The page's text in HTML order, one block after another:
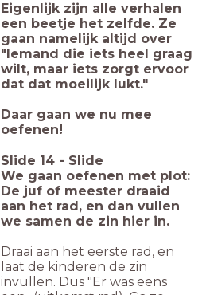
Eigenlijk zijn alle verhalen
een beetje het zelfde. Ze
gaan namelijk altijd over
"Iemand die iets heel graag
wilt, maar iets zorgt ervoor
dat dat moeilijk lukt."
Daar gaan we nu mee
oefenen!
Slide 14 - Slide
We gaan oefenen met plot:
De juf of meester draaid
aan het rad, en dan vullen
we samen de zin hier in.
Draai aan het eerste rad, en
laat de kinderen de zin
invullen. Dus "Er was eens